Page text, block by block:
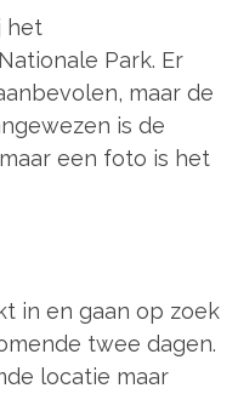
het
Park. Er
maar de
is de
een foto is het
in en gaan op zoek
twee dagen.
locatie maar